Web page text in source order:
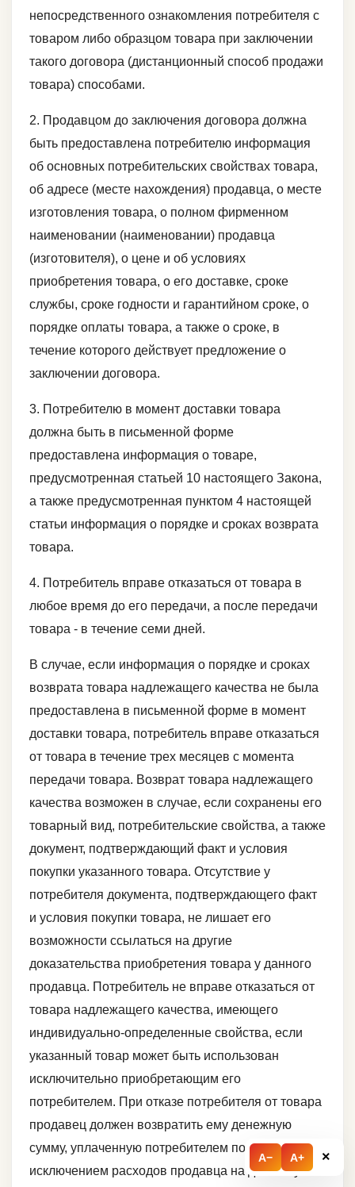
A− A+ ×
непосредственного ознакомления потребителя с
товаром либо образцом товара при заключении
такого договора (дистанционный способ продажи
товара) способами.
2. Продавцом до заключения договора должна
быть предоставлена потребителю информация
об основных потребительских свойствах товара,
об адресе (месте нахождения) продавца, о месте
изготовления товара, о полном фирменном
наименовании (наименовании) продавца
(изготовителя), о цене и об условиях
приобретения товара, о его доставке, сроке
службы, сроке годности и гарантийном сроке, о
порядке оплаты товара, а также о сроке, в
течение которого действует предложение о
заключении договора.
3. Потребителю в момент доставки товара
должна быть в письменной форме
предоставлена информация о товаре,
предусмотренная статьей 10 настоящего Закона,
а также предусмотренная пунктом 4 настоящей
статьи информация о порядке и сроках возврата
товара.
4. Потребитель вправе отказаться от товара в
любое время до его передачи, а после передачи
товара - в течение семи дней.
В случае, если информация о порядке и сроках
возврата товара надлежащего качества не была
предоставлена в письменной форме в момент
доставки товара, потребитель вправе отказаться
от товара в течение трех месяцев с момента
передачи товара. Возврат товара надлежащего
качества возможен в случае, если сохранены его
товарный вид, потребительские свойства, а также
документ, подтверждающий факт и условия
покупки указанного товара. Отсутствие у
потребителя документа, подтверждающего факт
и условия покупки товара, не лишает его
возможности ссылаться на другие
доказательства приобретения товара у данного
продавца. Потребитель не вправе отказаться от
товара надлежащего качества, имеющего
индивидуально-определенные свойства, если
указанный товар может быть использован
исключительно приобретающим его
потребителем. При отказе потребителя от товара
продавец должен возвратить ему денежную
сумму, уплаченную потребителем по договору, за
исключением расходов продавца на доставку от